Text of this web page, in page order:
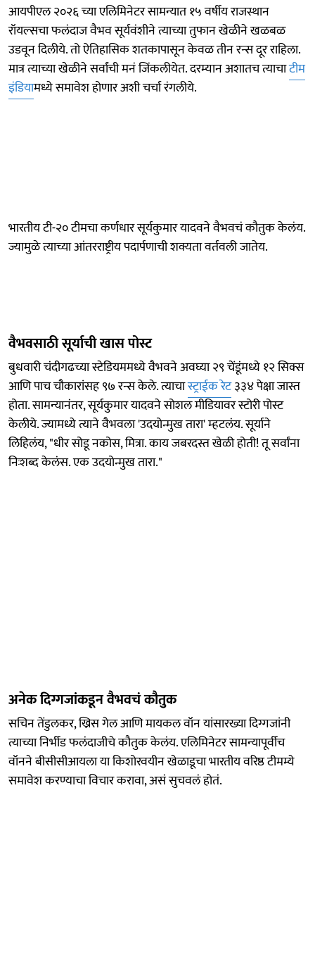
आयपीएल २०२६ च्या एलिमिनेटर सामन्यात १५ वर्षीय राजस्थान
रॉयल्सचा फलंदाज वैभव सूर्यवंशीने त्याच्या तुफान खेळीने खळबळ
उडवून दिलीये. तो ऐतिहासिक शतकापासून केवळ तीन रन्स दूर राहिला.
मात्र त्याच्या खेळीने सर्वांची मनं जिंकलीयेत. दरम्यान अशातच त्याचाटीम
इंडियामध्ये समावेश होणार अशी चर्चा रंगलीये.
भारतीय टी-२० टीमचा कर्णधार सूर्यकुमार यादवने वैभवचं कौतुक केलंय.
ज्यामुळे त्याच्या आंतरराष्ट्रीय पदार्पणाची शक्यता वर्तवली जातेय.
वैभवसाठी सूर्याची खास पोस्ट
बुधवारी चंदीगढच्या स्टेडियममध्ये वैभवने अवघ्या २९ चेंडूंमध्ये १२ सिक्स
आणि पाच चौकारांसह ९७ रन्स केले. त्याचास्ट्राईक रेट३३४ पेक्षा जास्त
होता. सामन्यानंतर, सूर्यकुमार यादवने सोशल मीडियावर स्टोरी पोस्ट
केलीये. ज्यामध्ये त्याने वैभवला 'उदयोन्मुख तारा' म्हटलंय. सूर्याने
लिहिलंय, "धीर सोडू नकोस, मित्रा. काय जबरदस्त खेळी होती! तू सर्वांना
निःशब्द केलंस. एक उदयोन्मुख तारा."
अनेक दिग्गजांकडून वैभवचं कौतुक
सचिन तेंडुलकर, ख्रिस गेल आणि मायकल वॉन यांसारख्या दिग्गजांनी
त्याच्या निर्भीड फलंदाजीचे कौतुक केलंय. एलिमिनेटर सामन्यापूर्वीच
वॉनने बीसीसीआयला या किशोरवयीन खेळाडूचा भारतीय वरिष्ठ टीमम्ये
समावेश करण्याचा विचार करावा, असं सुचवलं होतं.